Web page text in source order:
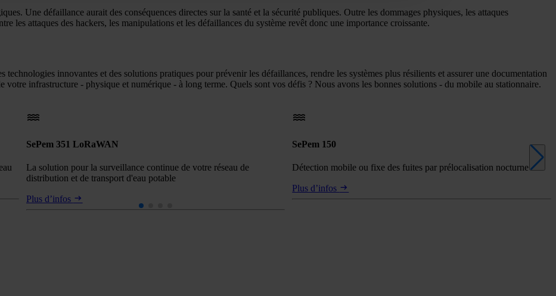
Une défaillance aurait des conséquences directes sur la santé et la sécurité publiques. Outre les dommages physiques, les attaques
les attaques des hackers, les manipulations et les défaillances du système revêt donc une importance croissante.
innovantes et des solutions pratiques pour prévenir les défaillances, rendre les systèmes plus résilients et assurer une documentation
votre infrastructure - physique et numérique - à long terme. Quels sont vos défis ? Nous avons les bonnes solutions - du mobile au stationnaire.
SePem 351 LoRaWAN
La solution pour la surveillance continue de votre réseau de
distribution et de transport d'eau potable
Plus d’infos
SePem 150
Détection mobile ou fixe des fuites par prélocalisation nocturne
Plus d’infos